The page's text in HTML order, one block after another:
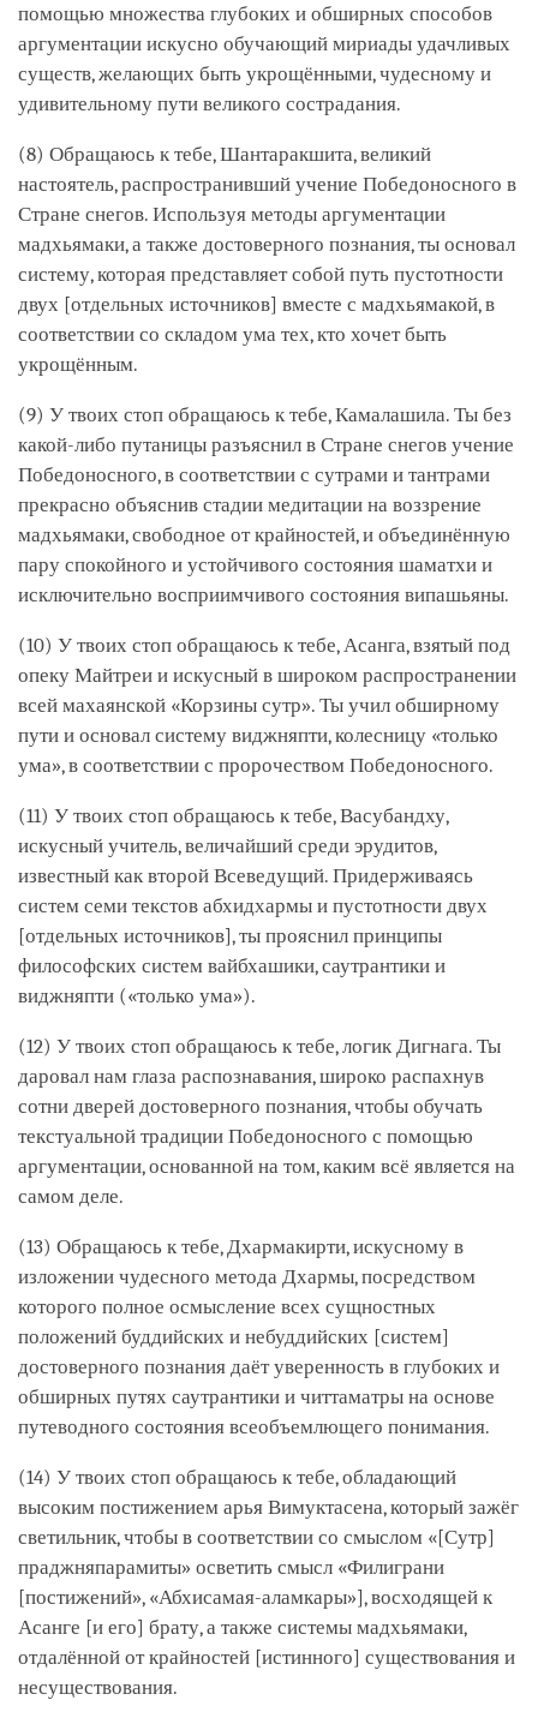
помощью множества глубоких и обширных способов
аргументации искусно обучающий мириады удачливых
существ, желающих быть укрощёнными, чудесному и
удивительному пути великого сострадания.
(8) Обращаюсь к тебе, Шантаракшита, великий
настоятель, распространивший учение Победоносного в
Стране снегов. Используя методы аргументации
мадхьямаки, а также достоверного познания, ты основал
систему, которая представляет собой путь пустотности
двух [отдельных источников] вместе с мадхьямакой, в
соответствии со складом ума тех, кто хочет быть
укрощённым.
(9) У твоих стоп обращаюсь к тебе, Камалашила. Ты без
какой-либо путаницы разъяснил в Стране снегов учение
Победоносного, в соответствии с сутрами и тантрами
прекрасно объяснив стадии медитации на воззрение
мадхьямаки, свободное от крайностей, и объединённую
пару спокойного и устойчивого состояния шаматхи и
исключительно восприимчивого состояния випашьяны.
(10) У твоих стоп обращаюсь к тебе, Асанга, взятый под
опеку Майтреи и искусный в широком распространении
всей махаянской «Корзины сутр». Ты учил обширному
пути и основал систему виджняпти, колесницу «только
ума», в соответствии с пророчеством Победоносного.
(11) У твоих стоп обращаюсь к тебе, Васубандху,
искусный учитель, величайший среди эрудитов,
известный как второй Всеведущий. Придерживаясь
систем семи текстов абхидхармы и пустотности двух
[отдельных источников], ты прояснил принципы
философских систем вайбхашики, саутрантики и
виджняпти («только ума»).
(12) У твоих стоп обращаюсь к тебе, логик Дигнага. Ты
даровал нам глаза распознавания, широко распахнув
сотни дверей достоверного познания, чтобы обучать
текстуальной традиции Победоносного с помощью
аргументации, основанной на том, каким всё является на
самом деле.
(13) Обращаюсь к тебе, Дхармакирти, искусному в
изложении чудесного метода Дхармы, посредством
которого полное осмысление всех сущностных
положений буддийских и небуддийских [систем]
достоверного познания даёт уверенность в глубоких и
обширных путях саутрантики и читтаматры на основе
путеводного состояния всеобъемлющего понимания.
(14) У твоих стоп обращаюсь к тебе, обладающий
высоким постижением арья Вимуктасена, который зажёг
светильник, чтобы в соответствии со смыслом «[Сутр]
праджняпарамиты» осветить смысл «Филиграни
[постижений», «Абхисамая-аламкары»], восходящей к
Асанге [и его] брату, а также системы мадхьямаки,
отдалённой от крайностей [истинного] существования и
несуществования.